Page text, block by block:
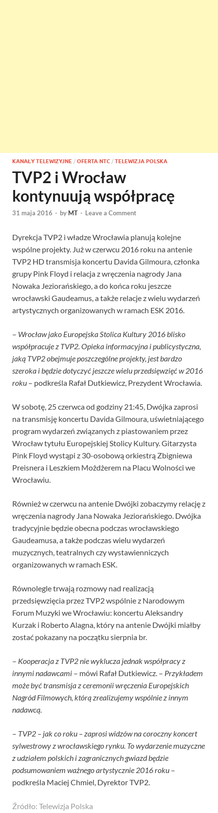
KANAŁY TELEWIZYJNE / OFERTA NTC / TELEWIZJA POLSKA
TVP2 i Wrocław
kontynuują współpracę
31 maja 2016 - by MT - Leave a Comment
Dyrekcja TVP2 i władze Wrocławia planują kolejne
wspólne projekty. Już w czerwcu 2016 roku na antenie
TVP2 HD transmisja koncertu Davida Gilmoura, członka
grupy Pink Floyd i relacja z wręczenia nagrody Jana
Nowaka Jeziorańskiego, a do końca roku jeszcze
wrocławski Gaudeamus, a także relacje z wielu wydarzeń
artystycznych organizowanych w ramach ESK 2016.
– Wrocław jako Europejska Stolica Kultury 2016 blisko
współpracuje z TVP2. Opieka informacyjna i publicystyczna,
jaką TVP2 obejmuje poszczególne projekty, jest bardzo
szeroka i będzie dotyczyć jeszcze wielu przedsięwzięć w 2016
roku – podkreśla Rafał Dutkiewicz, Prezydent Wrocławia.
W sobotę, 25 czerwca od godziny 21:45, Dwójka zaprosi
na transmisję koncertu Davida Gilmoura, uświetniającego
program wydarzeń związanych z piastowaniem przez
Wrocław tytułu Europejskiej Stolicy Kultury. Gitarzysta
Pink Floyd wystąpi z 30-osobową orkiestrą Zbigniewa
Preisnera i Leszkiem Możdżerem na Placu Wolności we
Wrocławiu.
Również w czerwcu na antenie Dwójki zobaczymy relację z
wręczenia nagrody Jana Nowaka Jeziorańskiego. Dwójka
tradycyjnie będzie obecna podczas wrocławskiego
Gaudeamusa, a także podczas wielu wydarzeń
muzycznych, teatralnych czy wystawienniczych
organizowanych w ramach ESK.
Równolegle trwają rozmowy nad realizacją
przedsięwzięcia przez TVP2 wspólnie z Narodowym
Forum Muzyki we Wrocławiu: koncertu Aleksandry
Kurzak i Roberto Alagna, który na antenie Dwójki miałby
zostać pokazany na początku sierpnia br.
– Kooperacja z TVP2 nie wyklucza jednak współpracy z
innymi nadawcami – mówi Rafał Dutkiewicz. – Przykładem
może być transmisja z ceremonii wręczenia Europejskich
Nagród Filmowych, którą zrealizujemy wspólnie z innym
nadawcą.
– TVP2 – jak co roku – zaprosi widzów na coroczny koncert
sylwestrowy z wrocławskiego rynku. To wydarzenie muzyczne
z udziałem polskich i zagranicznych gwiazd będzie
podsumowaniem ważnego artystycznie 2016 roku –
podkreśla Maciej Chmiel, Dyrektor TVP2.
Źródło: Telewizja Polska